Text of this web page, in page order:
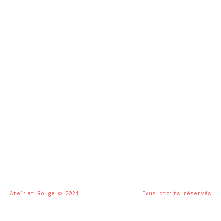
Atelier Rouge © 2024 Tous droits réservés